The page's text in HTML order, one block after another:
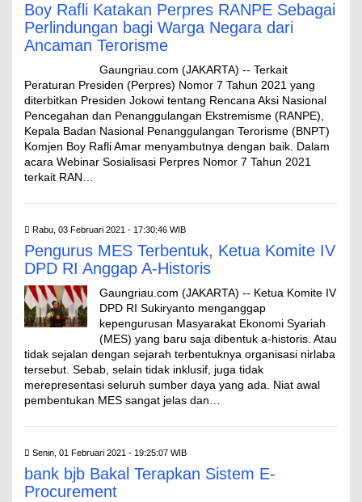
Boy Rafli Katakan Perpres RANPE Sebagai
Perlindungan bagi Warga Negara dari
Ancaman Terorisme
Gaungriau.com (JAKARTA) -- Terkait
Peraturan Presiden (Perpres) Nomor 7 Tahun 2021 yang
diterbitkan Presiden Jokowi tentang Rencana Aksi Nasional
Pencegahan dan Penanggulangan Ekstremisme (RANPE),
Kepala Badan Nasional Penanggulangan Terorisme (BNPT)
Komjen Boy Rafli Amar menyambutnya dengan baik. Dalam
acara Webinar Sosialisasi Perpres Nomor 7 Tahun 2021
terkait RAN…
Rabu, 03 Februari 2021 - 17:30:46 WIB
Pengurus MES Terbentuk, Ketua Komite IV
DPD RI Anggap A-Historis
Gaungriau.com (JAKARTA) -- Ketua Komite IV
DPD RI Sukiryanto menganggap
kepengurusan Masyarakat Ekonomi Syariah
(MES) yang baru saja dibentuk a-historis. Atau
tidak sejalan dengan sejarah terbentuknya organisasi nirlaba
tersebut. Sebab, selain tidak inklusif, juga tidak
merepresentasi seluruh sumber daya yang ada. Niat awal
pembentukan MES sangat jelas dan…
Senin, 01 Februari 2021 - 19:25:07 WIB
bank bjb Bakal Terapkan Sistem E-
Procurement